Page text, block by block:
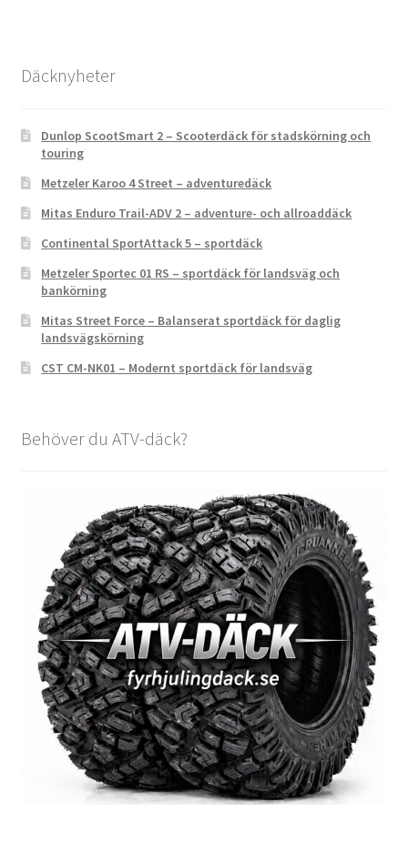
Däcknyheter
Dunlop ScootSmart 2 – Scooterdäck för stadskörning och
touring
Metzeler Karoo 4 Street – adventuredäck
Mitas Enduro Trail-ADV 2 – adventure- och allroaddäck
Continental SportAttack 5 – sportdäck
Metzeler Sportec 01 RS – sportdäck för landsväg och
bankörning
Mitas Street Force – Balanserat sportdäck för daglig
landsvägskörning
CST CM-NK01 – Modernt sportdäck för landsväg
Behöver du ATV-däck?